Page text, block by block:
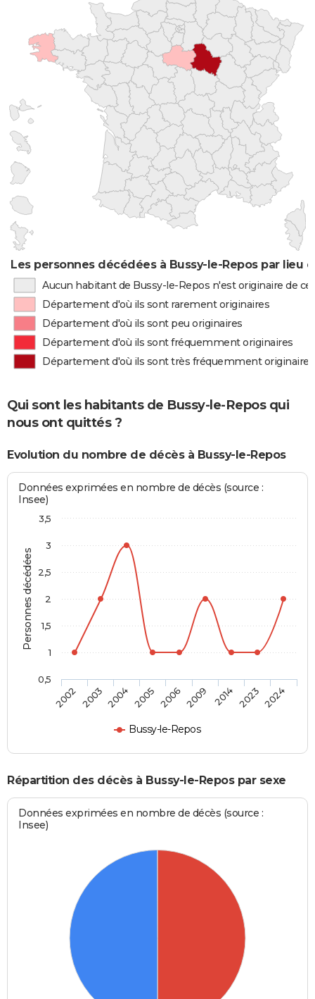
Les personnes décédées à Bussy-le-Repos par lieu
Aucun habitant de Bussy-le-Repos n'est originaire de
Département d'où ils sont rarement originaires
Département d'où ils sont peu originaires
Département d'où ils sont fréquemment originaires
Département d'où ils sont très fréquemment originaires
Qui sont les habitants de Bussy-le-Repos qui
nous ont quittés ?
Evolution du nombre de décès à Bussy-le-Repos
Personnes décédées
Données exprimées en nombre de décès (source :
Insee)
Bussy-le-Repos
2002 2003 2004 2005 2006 2009 2014 2023 2024
0,5
1
1,5
2
2,5
3
3,5
Répartition des décès à Bussy-le-Repos par sexe
Données exprimées en nombre de décès (source :
Insee)